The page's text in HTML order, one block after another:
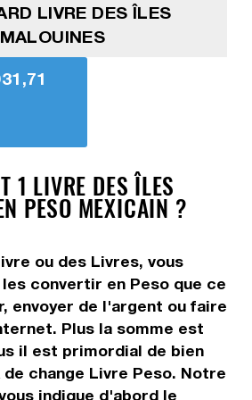
LIVRE DES ÎLES
MALOUINES
1 LIVRE DES ÎLES
PESO MEXICAIN ?
ou des Livres, vous
convertir en Peso que ce
envoyer de l'argent ou faire
Plus la somme est
il est primordial de bien
change Livre Peso. Notre
indique d'abord le